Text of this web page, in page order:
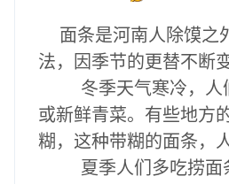
面条是河南人除馍之
法，因季节的更替不断
冬季天气寒冷，人
或新鲜青菜。有些地方
糊，这种带糊的面条，
夏季人们多吃捞面